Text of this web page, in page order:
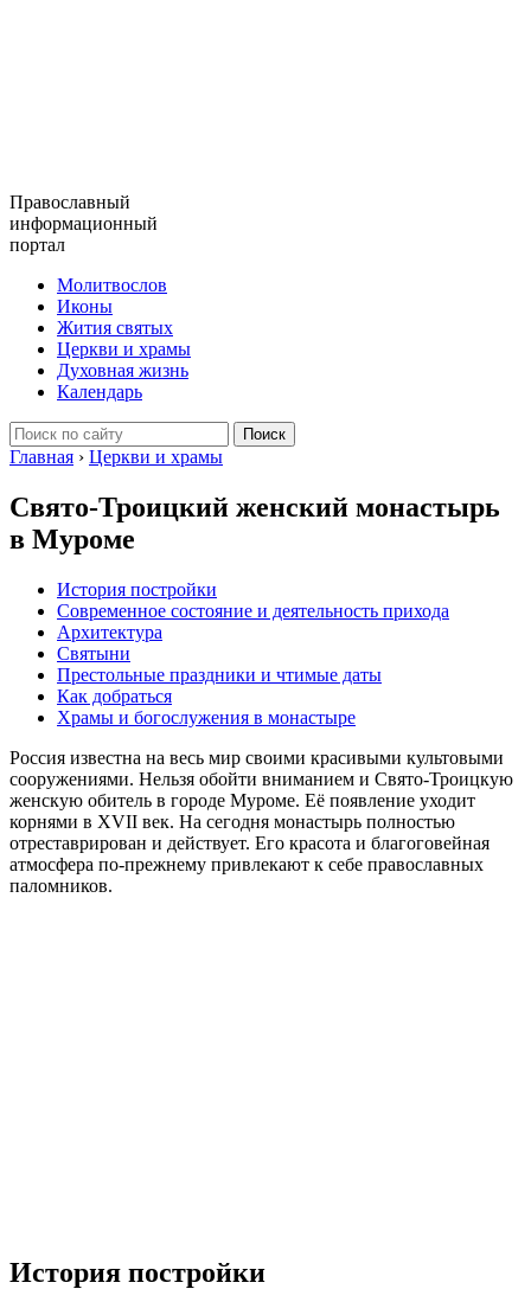
Православный
информационный
портал
Молитвослов
Иконы
Жития святых
Церкви и храмы
Духовная жизнь
Календарь
Главная › Церкви и храмы
Свято-Троицкий женский монастырь
в Муроме
История постройки
Современное состояние и деятельность прихода
Архитектура
Святыни
Престольные праздники и чтимые даты
Как добраться
Храмы и богослужения в монастыре
Россия известна на весь мир своими красивыми культовыми
сооружениями. Нельзя обойти вниманием и Свято-Троицкую
женскую обитель в городе Муроме. Её появление уходит
корнями в XVII век. На сегодня монастырь полностью
отреставрирован и действует. Его красота и благоговейная
атмосфера по-прежнему привлекают к себе православных
паломников.
История постройки